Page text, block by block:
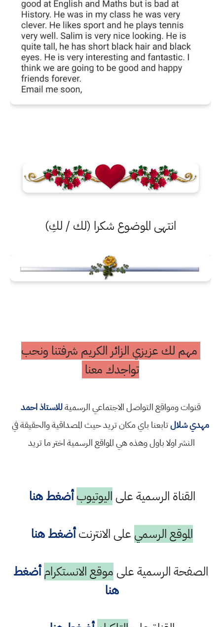
انتهى الموضوع شكرا (لك / لكِ)
مهم لك عزيزي الزائر الكريم شرفتنا ونحب
تواجدك معنا
قنوات ومواقع التواصل الاجتماعي الرسميةللاستاذ احمد
مهدي شلالتابعنا باي مكان تريد حيث المصداقية والحقيقة في
النشر اولا باول وهذه هي المواقع الرسمية اختر ما تريد
القناة الرسمية على اليوتيوب أضغط هنا
الموقع الرسمي على الانترنتأضغط هنا
الصفحة الرسمية على موقع الانستكرام أضغط
هنا